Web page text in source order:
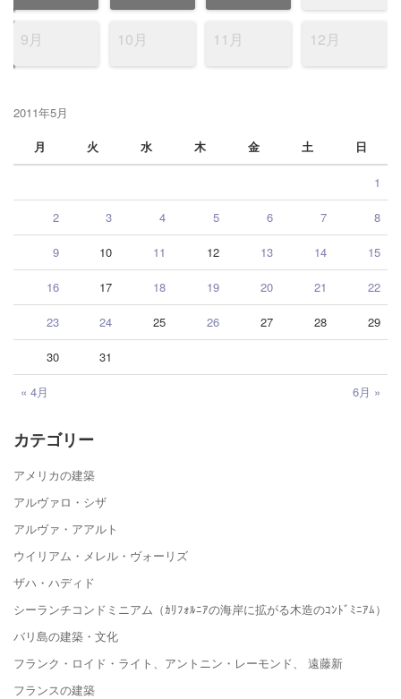
9月 10月 11月 12月
2011年5月
月
火 水 木 金 土 日
« 4月 6月 »
1
2 3 4 5 6 7 8
9 10 11 12 13 14 15
16 17 18 19 20 21 22
23 24 25 26 27 28 29
30 31
カテゴリー
アメリカの建築
アルヴァロ・シザ
アルヴァ・アアルト
ウイリアム・メレル・ヴォーリズ
ザハ・ハディド
シーランチコンドミニアム（ｶﾘﾌｫﾙﾆｱの海岸に拡がる木造のｺﾝﾄﾞﾐﾆｱﾑ）
バリ島の建築・文化
フランク・ロイド・ライト、アントニン・レーモンド、 遠藤新
フランスの建築